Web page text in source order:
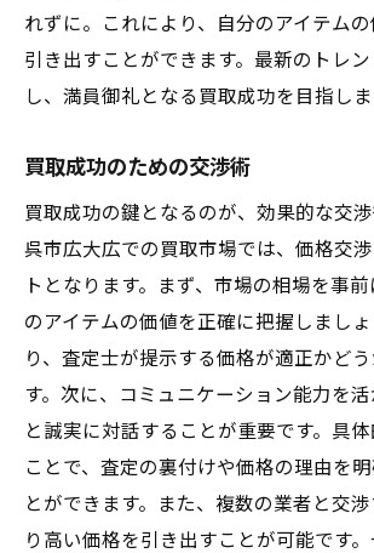
れずに。これにより、自分のアイテム
引き出すことができます。最新のトレ
し、満員御礼となる買取成功を目指しま
買取成功のための交渉術
買取成功の鍵となるのが、効果的な交
呉市広大広での買取市場では、価格交
トとなります。まず、市場の相場を事
のアイテムの価値を正確に把握しまし
り、査定士が提示する価格が適正かど
す。次に、コミュニケーション能力を
と誠実に対話することが重要です。具
ことで、査定の裏付けや価格の理由を
とができます。また、複数の業者と交
り高い価格を引き出すことが可能です。